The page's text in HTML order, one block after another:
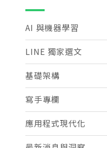
AI 與機器學習
LINE 獨家選文
基礎架構
寫手專欄
應用程式現代化